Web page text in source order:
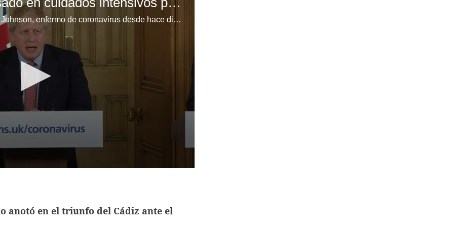
El primer ministro británico, Boris Johnson, enfermo de coronavirus desde hace diez días, fue transferido a cuidados intensivos el lunes, un día después de haber sido hospitalizado en Londres porque sus síntomas persistían.
anotó en el triunfo del Cádiz ante el